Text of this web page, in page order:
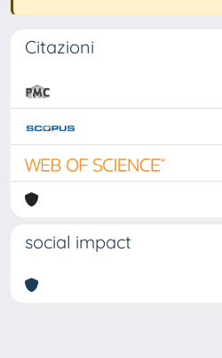
Citazioni
social impact